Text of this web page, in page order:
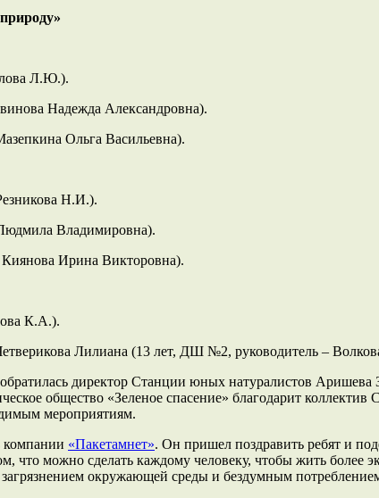
Л.Ю.).
Надежда Александровна).
Ольга Васильевна).
Н.И.).
Владимировна).
Ирина Викторовна).
К.А.).
Лилиана (13 лет, ДШ №2, руководитель –
директор Станции юных натуралистов
общество «Зеленое спасение» благодарит
мероприятиям.
компании «Пакетамнет». Он пришел поздравить ребят и
что можно сделать каждому человеку, чтобы жить более
окружающей среды и бездумным